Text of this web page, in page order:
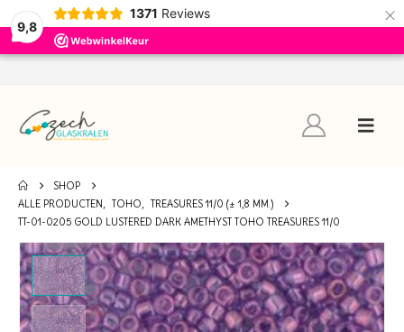
9,8
1371 Reviews ×
SHOP
ALLE PRODUCTEN, TOHO, TREASURES 11/0 (± 1,8 MM.)
TT-01-0205 GOLD LUSTERED DARK AMETHYST TOHO TREASURES 11/0